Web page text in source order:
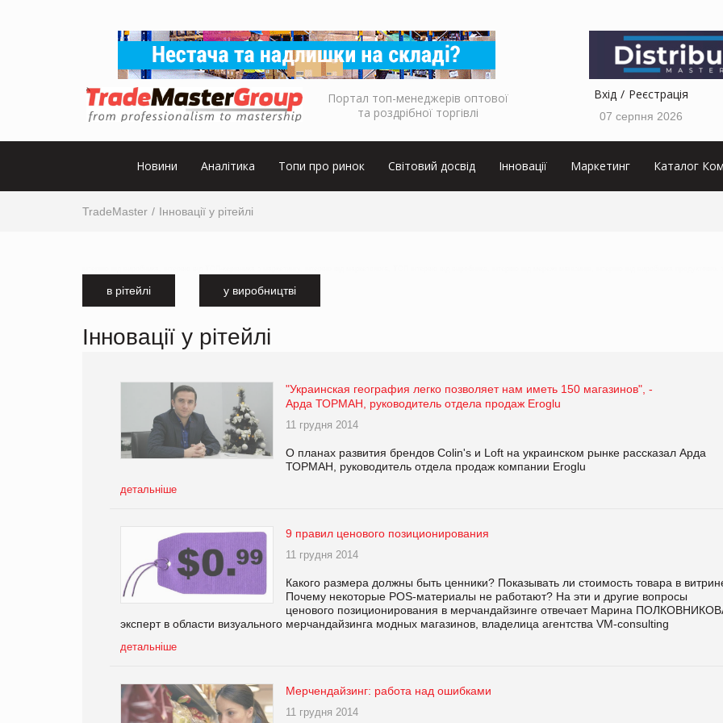
Портал топ-менеджерів оптової
та роздрібної торгівлі
Вхід Реєстрація
07 серпня 2026
Новини Аналітика Топи про ринок Світовий досвід Інновації Маркетинг Каталог
TradeMaster Інновації у рітейлі
в рітейлі у виробництві
Інновації у рітейлі
"Украинская география легко позволяет нам иметь 150 магазинов", -
Арда ТОРМАН, руководитель отдела продаж Eroglu
11 грудня 2014
О планах развития брендов Colin's и Loft на украинском рынке рассказал Арда
ТОРМАН, руководитель отдела продаж компании Eroglu
детальніше
9 правил ценового позиционирования
11 грудня 2014
Какого размера должны быть ценники? Показывать ли стоимость товара в
Почему некоторые POS-материалы не работают? На эти и другие вопросы
ценового позиционирования в мерчандайзинге отвечает Марина
эксперт в области визуального мерчандайзинга модных магазинов, владелица агентства VM-сonsulting
детальніше
Мерчендайзинг: работа над ошибками
11 грудня 2014